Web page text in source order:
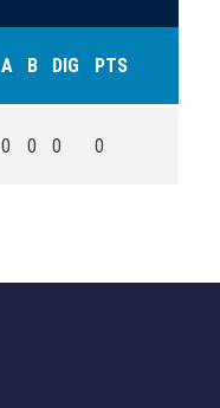
A B DIG PTS
0 0 0 0